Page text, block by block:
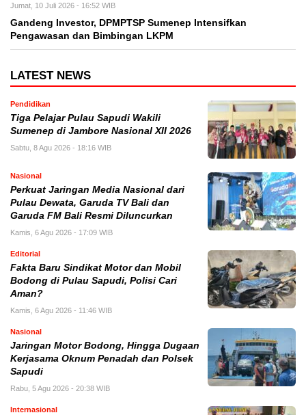
Jumat, 10 Juli 2026 - 16:52 WIB
Gandeng Investor, DPMPTSP Sumenep Intensifkan
Pengawasan dan Bimbingan LKPM
LATEST NEWS
Pendidikan
Tiga Pelajar Pulau Sapudi Wakili
Sumenep di Jambore Nasional XII 2026
Sabtu, 8 Agu 2026 - 18:16 WIB
Nasional
Perkuat Jaringan Media Nasional dari
Pulau Dewata, Garuda TV Bali dan
Garuda FM Bali Resmi Diluncurkan
Kamis, 6 Agu 2026 - 17:09 WIB
Editorial
Fakta Baru Sindikat Motor dan Mobil
Bodong di Pulau Sapudi, Polisi Cari
Aman?
Kamis, 6 Agu 2026 - 11:46 WIB
Nasional
Jaringan Motor Bodong, Hingga Dugaan
Kerjasama Oknum Penadah dan Polsek
Sapudi
Rabu, 5 Agu 2026 - 20:38 WIB
Internasional